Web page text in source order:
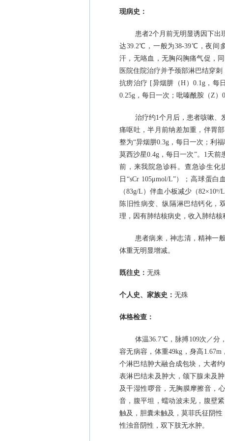
现病史：
患者2个月前无明显诱因下出
达39.2℃，一般为38-39℃，夜间
汗，无咯血，无胸闷胸痛气促，
医院住院治疗并予颈部淋巴结穿
抗痨治疗 [异烟肼（H ）0.1g ，每
0.25g ，每日一次；吡嗪酰胺（ Z ）
治疗约1个月后，患者咳嗽、
痛呕吐，半月前纳差加重，伴胃
整为“异烟肼0.3g ，每日一次；利
莫西沙星0.4g ，每日一次”。 1 天前
前，来我院急诊科。查急诊生化
日“sCr 105μmol/L”）；高球蛋白
（83g/L ）伴血小板减少（82×10⁹/L
陈旧性病变、纵隔淋巴结钙化，
理，因有肺结核病史，收入肺结核
患者病来，神志清，精神一
体重无明显增减。
既往史： 无殊
个人史、家族史： 无殊
体格检查：
体温36.7℃，脉搏109次／分
容无病容，体重49kg ，身高 1.67m
个淋巴结肿大融合成包块，大者约
表淋巴结未及肿大，颌下腺未及
及干湿性啰音，无胸膜摩擦音，
音，腹平坦，蠕动波未见，腹壁
触及，胆囊未触及，莫菲氏征阴
性浊音阴性，双下肢无水肿。